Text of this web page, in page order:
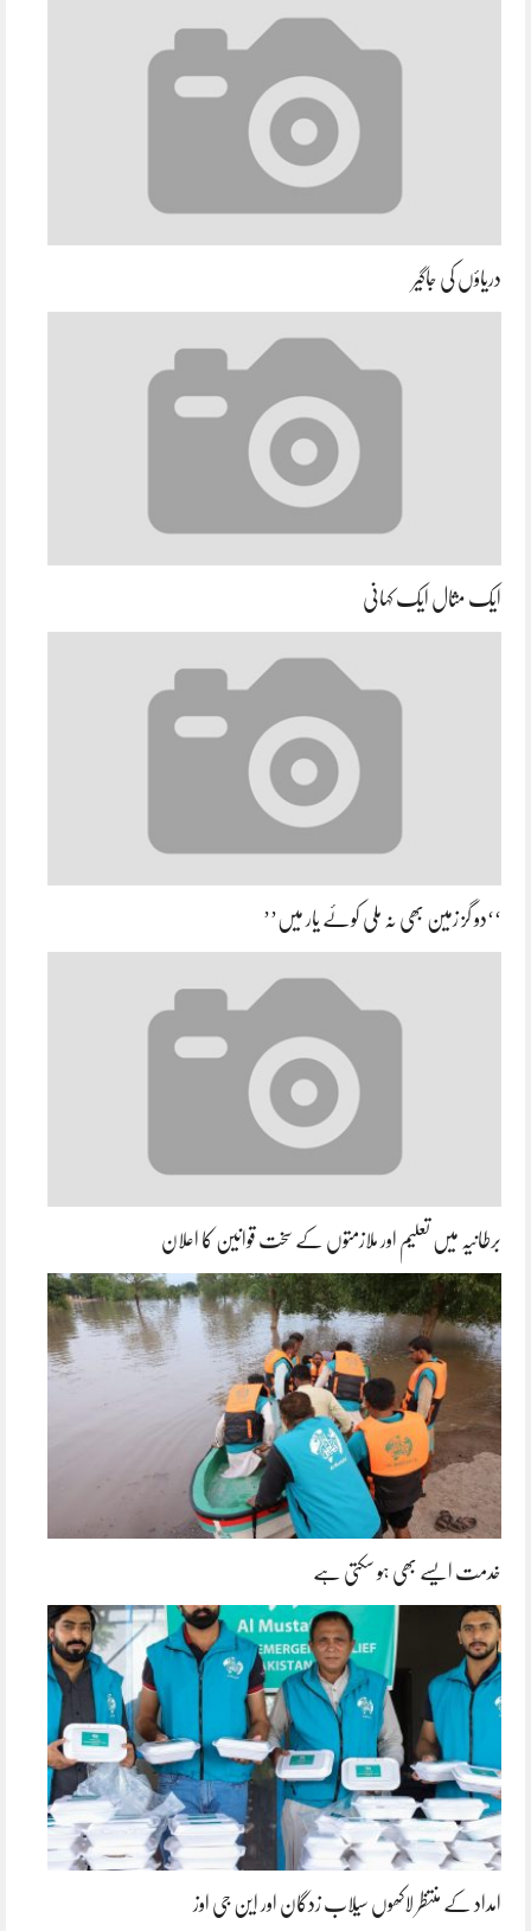
دریاؤں کی جاگیر
ایک مثال ایک کہانی
‘‘دو گز زمین بھی نہ ملی کوئے یار میں’’
برطانیہ میں تعلیم اور ملازمتوں کے سخت قوانین کا اعلان
خدمت ایسے بھی ہو سکتی ہے
امداد کے منتظر لاکھوں سیلاب زدگان اور این جی اوز